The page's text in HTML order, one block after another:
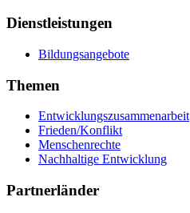
Dienstleistungen
Bildungsangebote
Themen
Entwicklungszusammenarbeit
Frieden/Konflikt
Menschenrechte
Nachhaltige Entwicklung
Partnerländer